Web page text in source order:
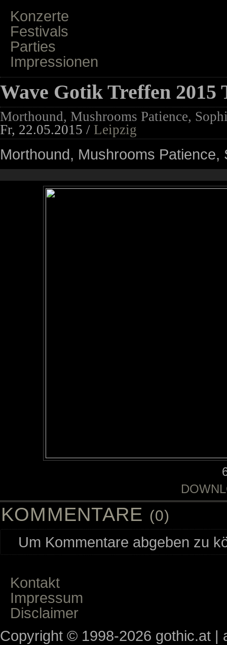
Konzerte
Festivals
Parties
Impressionen
Wave Gotik Treffen 2015
Morthound, Mushrooms Patience,
Fr, 22.05.2015 / Leipzig
Morthound, Mushrooms
KOMMENTARE (0)
Um Kommentare abgeben zu
Kontakt
Impressum
Disclaimer
Copyright © 1998-2026 gothic.at |